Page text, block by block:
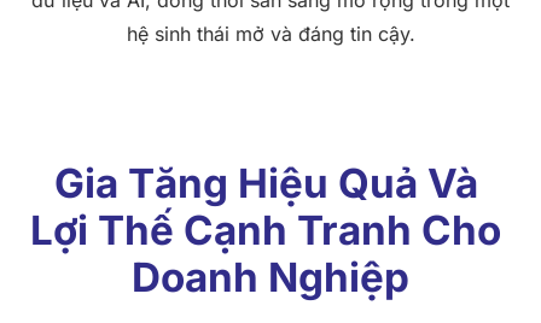
hệ sinh thái mở và đáng tin cậy.
Gia Tăng Hiệu Quả Và
Lợi Thế Cạnh Tranh Cho
Doanh Nghiệp